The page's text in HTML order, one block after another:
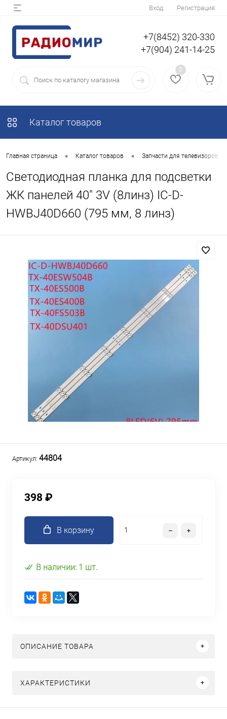
Вход Регистрация
+7(8452) 320-330
+7(904) 241-14-25
0
Каталог товаров
Главная страница • Каталог товаров • Запчасти для телевизоров
Светодиодная планка для подсветки
ЖК панелей 40" 3V (8линз) IC-D-
HWBJ40D660 (795 мм, 8 линз)
Артикул: 44804
398 ₽
В корзину
В наличии: 1 шт.
ОПИСАНИЕ ТОВАРА
ХАРАКТЕРИСТИКИ